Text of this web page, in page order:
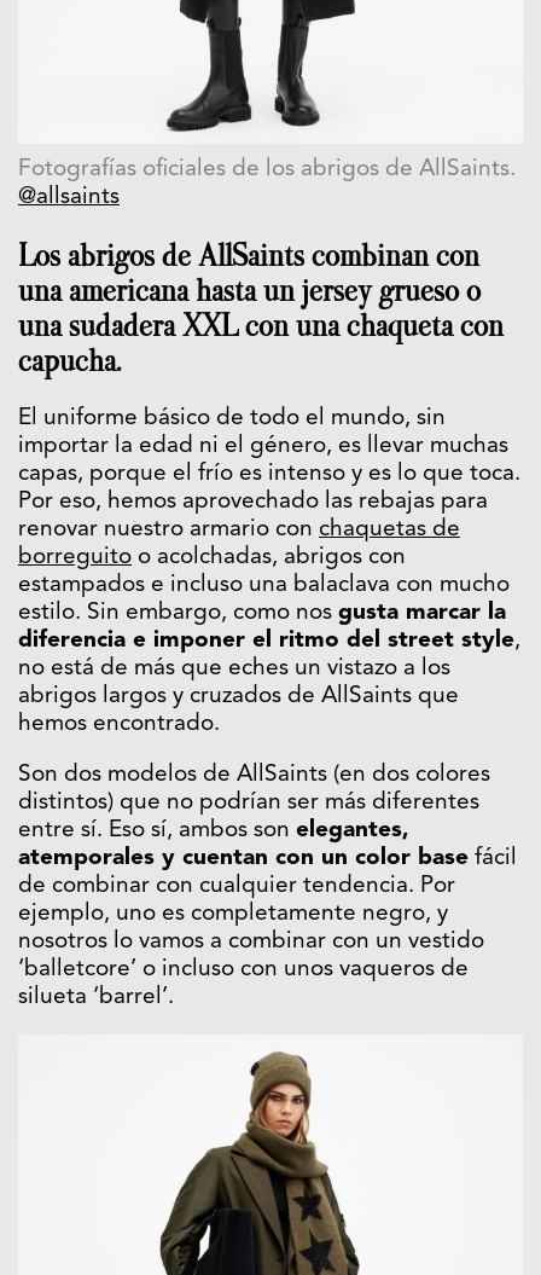
Fotografías oficiales de los abrigos de AllSaints.
@allsaints
Los abrigos de AllSaints combinan con
una americana hasta un jersey grueso o
una sudadera XXL con una chaqueta con
capucha.
El uniforme básico de todo el mundo, sin
importar la edad ni el género, es llevar muchas
capas, porque el frío es intenso y es lo que toca.
Por eso, hemos aprovechado las rebajas para
renovar nuestro armario con chaquetas de
borreguito o acolchadas, abrigos con
estampados e incluso una balaclava con mucho
estilo. Sin embargo, como nos gusta marcar la
diferencia e imponer el ritmo del street style,
no está de más que eches un vistazo a los
abrigos largos y cruzados de AllSaints que
hemos encontrado.
Son dos modelos de AllSaints (en dos colores
distintos) que no podrían ser más diferentes
entre sí. Eso sí, ambos son elegantes,
atemporales y cuentan con un color base fácil
de combinar con cualquier tendencia. Por
ejemplo, uno es completamente negro, y
nosotros lo vamos a combinar con un vestido
‘balletcore’ o incluso con unos vaqueros de
silueta ‘barrel’.